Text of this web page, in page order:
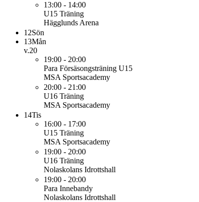
13:00 - 14:00
U15 Träning
Hägglunds Arena
12Sön
13Mån
v.20
19:00 - 20:00
Para Försäsongsträning U15
MSA Sportsacademy
20:00 - 21:00
U16 Träning
MSA Sportsacademy
14Tis
16:00 - 17:00
U15 Träning
MSA Sportsacademy
19:00 - 20:00
U16 Träning
Nolaskolans Idrottshall
19:00 - 20:00
Para Innebandy
Nolaskolans Idrottshall